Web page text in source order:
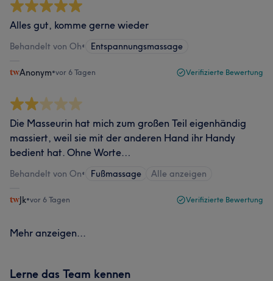
Alles gut, komme gerne wieder
Behandelt von Oh• Entspannungsmassage
Anonym•vor 6 Tagen Verifizierte Bewertung
Die Masseurin hat mich zum großen Teil eigenhändig
massiert, weil sie mit der anderen Hand ihr Handy
bedient hat. Ohne Worte…
Behandelt von On• Fußmassage Alle anzeigen
Jk•vor 6 Tagen Verifizierte Bewertung
Mehr anzeigen...
Lerne das Team kennen